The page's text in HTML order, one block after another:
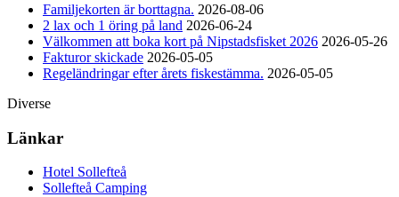
Familjekorten är borttagna. 2026-08-06
2 lax och 1 öring på land 2026-06-24
Välkommen att boka kort på Nipstadsfisket 2026 2026-05-26
Fakturor skickade 2026-05-05
Regeländringar efter årets fiskestämma. 2026-05-05
Diverse
Länkar
Hotel Sollefteå
Sollefteå Camping